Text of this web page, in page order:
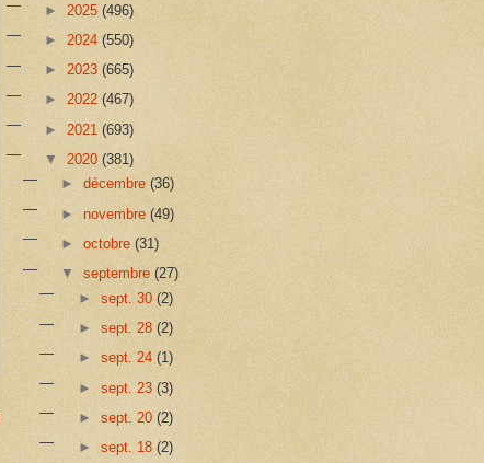
► 2025 (496)
► 2024 (550)
► 2023 (665)
► 2022 (467)
► 2021 (693)
▼ 2020 (381)
►décembre(36)
►novembre(49)
►octobre(31)
▼septembre(27)
► sept. 30 (2)
► sept. 28 (2)
► sept. 24 (1)
► sept. 23 (3)
► sept. 20 (2)
► sept. 18 (2)